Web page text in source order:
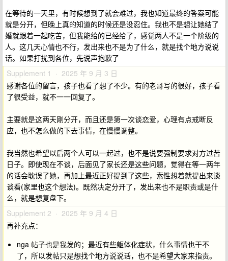
在等待的一天里，有时候想到了就会难过，我也知道最终的答案可能
就是分开，但晚上真的知道的时候还是没忍住。我也不是想让她结了
婚就跟着一起吃苦，但我能给的已经给了，感觉两人不是一个阶级的
人。这几天心情也不行，发出来也不是为了什么，就是找个地方说说
话。如果打扰到各位，先说声抱歉了
Supplement 1 · 2025 年 9 月 3 日
感谢各位的留言，孩子也看了想了不少。有的老哥写的很好，孩子看
了很受益，就不一一回复了。
主要就是这两天刚分开，而且还是第一次谈恋爱，心理有点戒断反
应，也不怎么做的下去事情，在慢慢调整。
我当然也希望以后两个人可以一起过，也不是说要强制要求对方过苦
日子。即使现在不谈，后面见了家长还是这些问题，觉得在等一两年
的话会耽误了她，再加上最近正好提到了这些，索性想着就提出来谈
谈看(家里也这个想法)。既然决定分开了，发出来也不是职责或是什
么，就是想复盘下。
Supplement 2 · 2025 年 9 月 4 日
再补充点：
nga 帖子也是我发的；最近有些躯体化症状，什么事情也干不
了，所以发帖只是想找个地方说说话，也不是希望大家来指责。